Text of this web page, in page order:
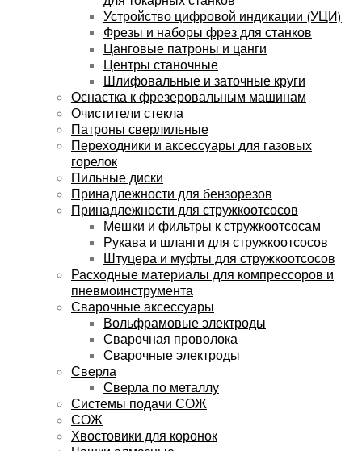
Устройство цифровой индикации (УЦИ)
Фрезы и наборы фрез для станков
Цанговые патроны и цанги
Центры станочные
Шлифовальные и заточные круги
Оснастка к фрезеровальным машинам
Очистители стекла
Патроны сверлильные
Переходники и аксессуары для газовых
горелок
Пильные диски
Принадлежности для бензорезов
Принадлежности для стружкоотсосов
Мешки и фильтры к стружкоотсосам
Рукава и шланги для стружкоотсосов
Штуцера и муфты для стружкоотсосов
Расходные материалы для компрессоров и
пневмоинструмента
Сварочные аксессуары
Вольфрамовые электроды
Сварочная проволока
Сварочные электроды
Сверла
Сверла по металлу
Системы подачи СОЖ
СОЖ
Хвостовики для коронок